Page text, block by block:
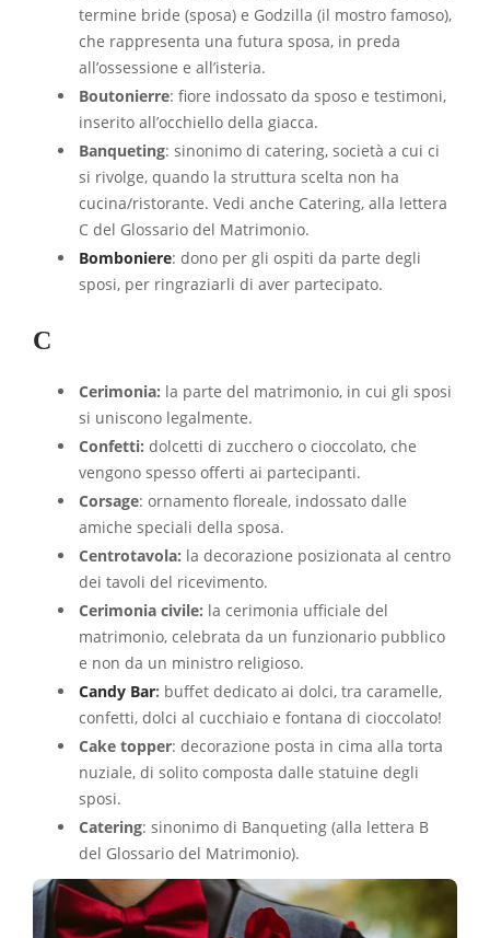
termine bride (sposa) e Godzilla (il mostro famoso),
che rappresenta una futura sposa, in preda
all’ossessione e all’isteria.
Boutonierre: fiore indossato da sposo e testimoni,
inserito all’occhiello della giacca.
Banqueting: sinonimo di catering, società a cui ci
si rivolge, quando la struttura scelta non ha
cucina/ristorante. Vedi anche Catering, alla lettera
C del Glossario del Matrimonio.
Bomboniere: dono per gli ospiti da parte degli
sposi, per ringraziarli di aver partecipato.
C
Cerimonia: la parte del matrimonio, in cui gli sposi
si uniscono legalmente.
Confetti: dolcetti di zucchero o cioccolato, che
vengono spesso offerti ai partecipanti.
Corsage: ornamento floreale, indossato dalle
amiche speciali della sposa.
Centrotavola: la decorazione posizionata al centro
dei tavoli del ricevimento.
Cerimonia civile: la cerimonia ufficiale del
matrimonio, celebrata da un funzionario pubblico
e non da un ministro religioso.
Candy Bar: buffet dedicato ai dolci, tra caramelle,
confetti, dolci al cucchiaio e fontana di cioccolato!
Cake topper: decorazione posta in cima alla torta
nuziale, di solito composta dalle statuine degli
sposi.
Catering: sinonimo di Banqueting (alla lettera B
del Glossario del Matrimonio).